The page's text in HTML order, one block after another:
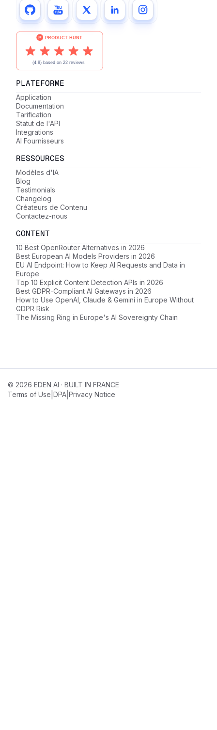
PLATEFORME
Application
Documentation
Tarification
Statut de l'API
Integrations
AI Fournisseurs
RESSOURCES
Modèles d'IA
Blog
Testimonials
Changelog
Créateurs de Contenu
Contactez-nous
CONTENT
10 Best OpenRouter Alternatives in 2026
Best European AI Models Providers in 2026
EU AI Endpoint: How to Keep AI Requests and Data in
Europe
Top 10 Explicit Content Detection APIs in 2026
Best GDPR-Compliant AI Gateways in 2026
How to Use OpenAI, Claude & Gemini in Europe Without
GDPR Risk
The Missing Ring in Europe's AI Sovereignty Chain
© 2026 EDEN AI · BUILT IN FRANCE
Terms of Use DPA Privacy Notice